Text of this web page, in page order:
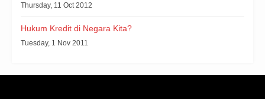
Thursday, 11 Oct 2012
Hukum Kredit di Negara Kita?
Tuesday, 1 Nov 2011